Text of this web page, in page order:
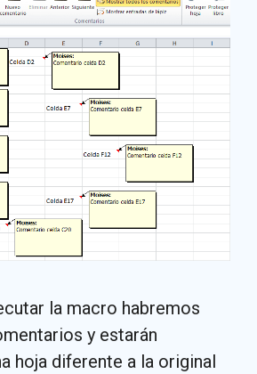
la macro habremos
y estarán
hoja diferente a la original